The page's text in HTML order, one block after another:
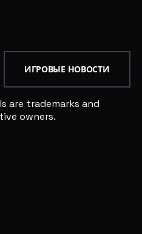
ИГРОВЫЕ НОВОСТИ
are trademarks and
owners.